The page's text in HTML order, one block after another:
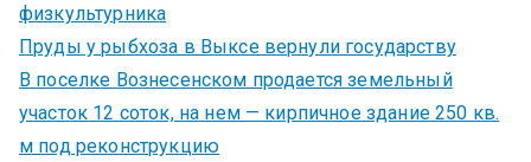
физкультурника
Пруды у рыбхоза в Выксе вернули государству
В поселке Вознесенском продается земельный
участок 12 соток, на нем — кирпичное здание 250 кв.
м под реконструкцию